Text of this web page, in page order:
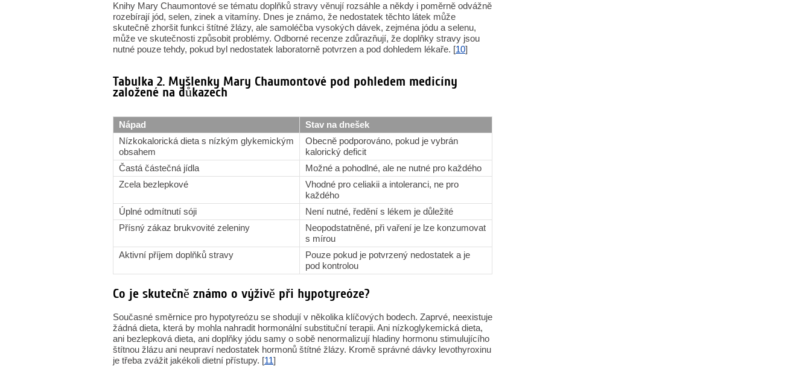
Knihy Mary Chaumontové se tématu doplňků stravy věnují rozsáhle a někdy i poměrně odvážně
rozebírají jód, selen, zinek a vitamíny. Dnes je známo, že nedostatek těchto látek může
skutečně zhoršit funkci štítné žlázy, ale samoléčba vysokých dávek, zejména jódu a selenu,
může ve skutečnosti způsobit problémy. Odborné recenze zdůrazňují, že doplňky stravy jsou
nutné pouze tehdy, pokud byl nedostatek laboratorně potvrzen a pod dohledem lékaře. [10]
Tabulka 2. Myšlenky Mary Chaumontové pod pohledem medicíny
založené na důkazech
Nápad
Stav na dnešek
Nízkokalorická dieta s nízkým glykemickým
obsahem
Obecně podporováno, pokud je vybrán
kalorický deficit
Častá částečná jídla
Možné a pohodlné, ale ne nutné pro každého
Zcela bezlepkové
Vhodné pro celiakii a intoleranci, ne pro
každého
Úplné odmítnutí sóji
Není nutné, ředění s lékem je důležité
Přísný zákaz brukvovité zeleniny
Neopodstatněné, při vaření je lze konzumovat
s mírou
Aktivní příjem doplňků stravy
Pouze pokud je potvrzený nedostatek a je
pod kontrolou
Co je skutečně známo o výživě při hypotyreóze?
Současné směrnice pro hypotyreózu se shodují v několika klíčových bodech. Zaprvé, neexistuje
žádná dieta, která by mohla nahradit hormonální substituční terapii. Ani nízkoglykemická dieta,
ani bezlepková dieta, ani doplňky jódu samy o sobě nenormalizují hladiny hormonu stimulujícího
štítnou žlázu ani neupraví nedostatek hormonů štítné žlázy. Kromě správné dávky levothyroxinu
je třeba zvážit jakékoli dietní přístupy. [11]